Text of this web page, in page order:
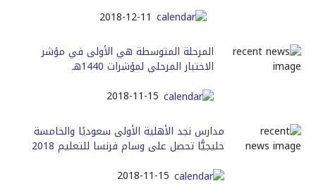
2018-12-11
المرحلة المتوسطة هي الأولى في مؤشر
الاختبار المرحلي لمؤشرات 1440هـ
2018-11-15
مدارس نجد الأهلية الأولى سعوديًا والخامسة
خليجيًّا تحصل على وسام فرنسا للتعليم 2018
2018-11-15